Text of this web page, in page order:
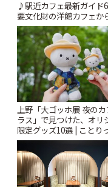
♪駅近カフェ最新ガイド
要文化財の洋館カフェか
札すぐのレトロ喫茶まで
りっぷ
上野「大ゴッホ展 夜の
ラス」で見つけた、オリ
限定グッズ10選 | ことり